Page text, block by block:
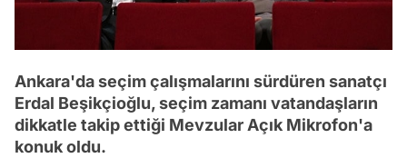
Ankara'da seçim çalışmalarını sürdüren sanatçı
Erdal Beşikçioğlu, seçim zamanı vatandaşların
dikkatle takip ettiği Mevzular Açık Mikrofon'a
konuk oldu.